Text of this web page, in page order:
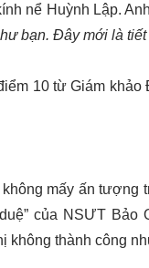
nể Huỳnh Lập.
bạn. Đây mới là tiết
10 từ Giám
mấy ấn tượng
của NSƯT
không thành công